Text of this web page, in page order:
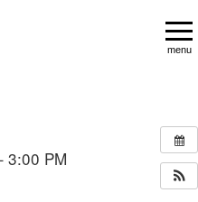
menu
3:00 PM